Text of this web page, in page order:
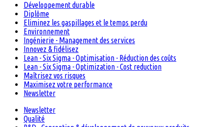
Développement durable
Diplôme
Eliminez les gaspillages et le temps perdu
Environnement
Ingénierie - Management des services
Innovez & fidélisez
Lean - Six Sigma - Optimisation - Réduction des coûts
Lean - Six Sigma - Optimization - Cost reduction
Maîtrisez vos risques
Maximisez votre performance
Newsletter
Newsletter
Qualité